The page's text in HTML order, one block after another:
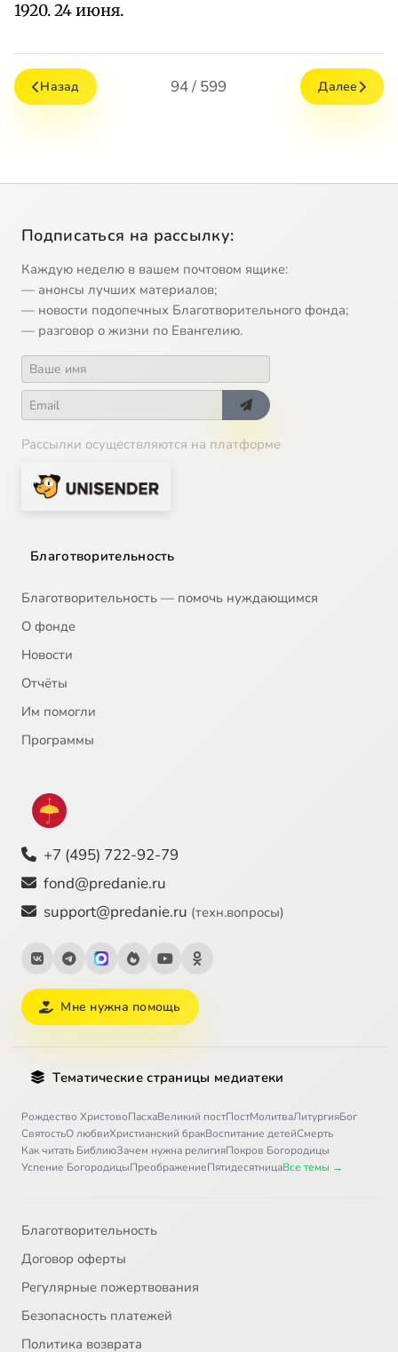
1920. 24 июня.
Назад 94 / 599 Далее
Подписаться на рассылку:
Каждую неделю в вашем почтовом ящике:
— анонсы лучших материалов;
— новости подопечных Благотворительного фонда;
— разговор о жизни по Евангелию.
Рассылки осуществляются на платформе
Благотворительность
Благотворительность — помочь нуждающимся
О фонде
Новости
Отчёты
Им помогли
Программы
+7 (495) 722-92-79
fond@predanie.ru
support@predanie.ru (техн.вопросы)
Мне нужна помощь
Тематические страницы медиатеки
Рождество ХристовоПасхаВеликий постПостМолитваЛитургияБог
СвятостьО любвиХристианский бракВоспитание детейСмерть
Как читать БиблиюЗачем нужна религияПокров Богородицы
Успение БогородицыПреображениеПятидесятницаВсе темы →
Благотворительность
Договор оферты
Регулярные пожертвования
Безопасность платежей
Политика возврата